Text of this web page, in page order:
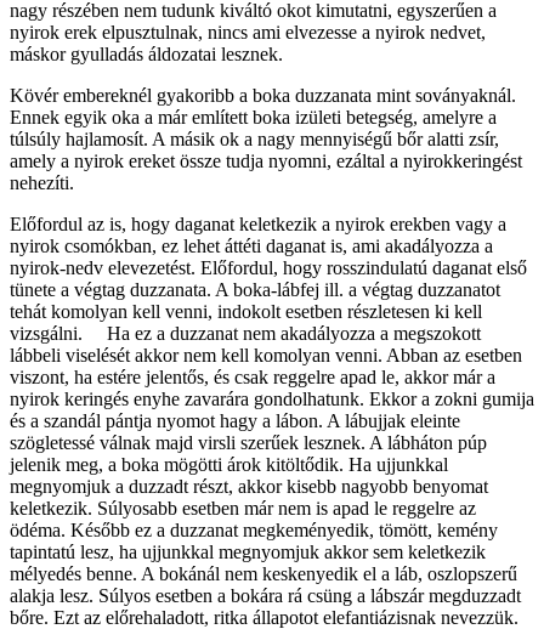
nagy részében nem tudunk kiváltó okot kimutatni, egyszerűen a
nyirok erek elpusztulnak, nincs ami elvezesse a nyirok nedvet,
máskor gyulladás áldozatai lesznek.
Kövér embereknél gyakoribb a boka duzzanata mint soványaknál.
Ennek egyik oka a már említett boka izületi betegség, amelyre a
túlsúly hajlamosít. A másik ok a nagy mennyiségű bőr alatti zsír,
amely a nyirok ereket össze tudja nyomni, ezáltal a nyirokkeringést
nehezíti.
Előfordul az is, hogy daganat keletkezik a nyirok erekben vagy a
nyirok csomókban, ez lehet áttéti daganat is, ami akadályozza a
nyirok-nedv elevezetést. Előfordul, hogy rosszindulatú daganat első
tünete a végtag duzzanata. A boka-lábfej ill. a végtag duzzanatot
tehát komolyan kell venni, indokolt esetben részletesen ki kell
vizsgálni. Ha ez a duzzanat nem akadályozza a megszokott
lábbeli viselését akkor nem kell komolyan venni. Abban az esetben
viszont, ha estére jelentős, és csak reggelre apad le, akkor már a
nyirok keringés enyhe zavarára gondolhatunk. Ekkor a zokni gumija
és a szandál pántja nyomot hagy a lábon. A lábujjak eleinte
szögletessé válnak majd virsli szerűek lesznek. A lábháton púp
jelenik meg, a boka mögötti árok kitöltődik. Ha ujjunkkal
megnyomjuk a duzzadt részt, akkor kisebb nagyobb benyomat
keletkezik. Súlyosabb esetben már nem is apad le reggelre az
ödéma. Később ez a duzzanat megkeményedik, tömött, kemény
tapintatú lesz, ha ujjunkkal megnyomjuk akkor sem keletkezik
mélyedés benne. A bokánál nem keskenyedik el a láb, oszlopszerű
alakja lesz. Súlyos esetben a bokára rá csüng a lábszár megduzzadt
bőre. Ezt az előrehaladott, ritka állapotot elefantiázisnak nevezzük.